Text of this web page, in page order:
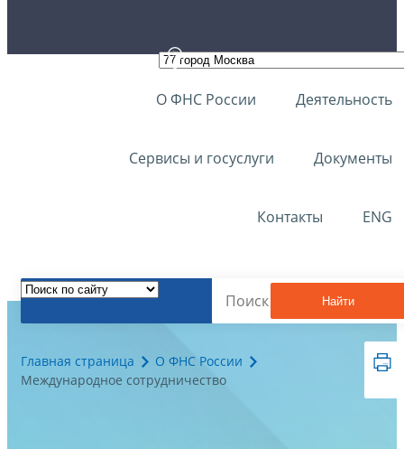
О ФНС России Деятельность
Сервисы и госуслуги Документы
Контакты ENG
Найти
Главная страница
О ФНС России
Международное сотрудничество